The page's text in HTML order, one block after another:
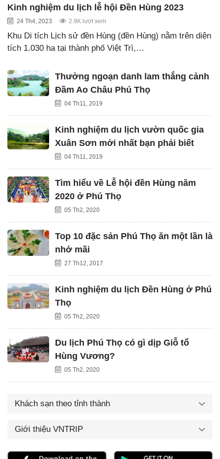
Kinh nghiệm du lịch lễ hội Đền Hùng 2023
24 Th4, 2023 2.9K lượt xem
Khu Di tích Lịch sử đền Hùng (đền Hùng) nằm trên diện
tích 1.030 ha tại thành phố Việt Trì,…
Thưởng ngoạn danh lam thắng cảnh
Đầm Ao Châu Phú Thọ
04 Th11, 2019
Kinh nghiệm du lịch vườn quốc gia
Xuân Sơn mới nhất bạn phải biết
04 Th11, 2019
Tìm hiểu về Lễ hội đền Hùng năm
2020 ở Phú Thọ
05 Th2, 2020
Top 10 đặc sản Phú Thọ ăn một lần là
nhớ mãi
27 Th12, 2017
Kinh nghiệm du lịch Đền Hùng ở Phú
Thọ
05 Th2, 2020
Du lịch Phú Thọ có gì dịp Giỗ tổ
Hùng Vương?
05 Th2, 2020
Khách sạn theo tỉnh thành
Giới thiệu VNTRIP